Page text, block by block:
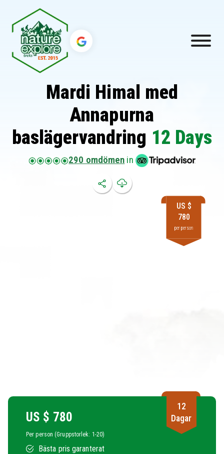
Mardi Himal med
Annapurna
baslägervandring 12 Days
290 omdömen in
US $
780
per person
12
Dagar
US $ 780
Per person (Gruppstorlek: 1-20)
Bästa pris garanterat